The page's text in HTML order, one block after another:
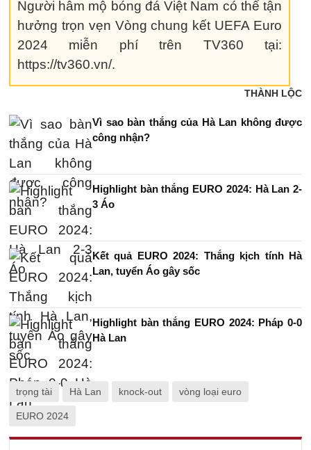
Người hâm mộ bóng đá Việt Nam có thể tận
hưởng trọn vẹn Vòng chung kết UEFA Euro
2024 miễn phí trên TV360 tại:
https://tv360.vn/.
THÀNH LỘC
Vì sao bàn thắng của Hà Lan không được
công nhận?
Highlight bàn thắng EURO 2024: Hà Lan 2-
3 Áo
Kết quả EURO 2024: Thắng kịch tính Hà
Lan, tuyển Áo gây sốc
Highlight bàn thắng EURO 2024: Pháp 0-0
Hà Lan
trọng tài Hà Lan knock-out vòng loại euro
EURO 2024